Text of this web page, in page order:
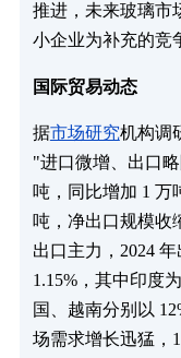
推进，未来玻璃市
小企业为补充的竞
国际贸易动态
据市场研究机构调
"进口微增、出口
吨，同比增加 1 万
吨，净出口规模收
出口主力，2024
1.15%，其中印度
国、越南分别以
场需求增长迅猛，